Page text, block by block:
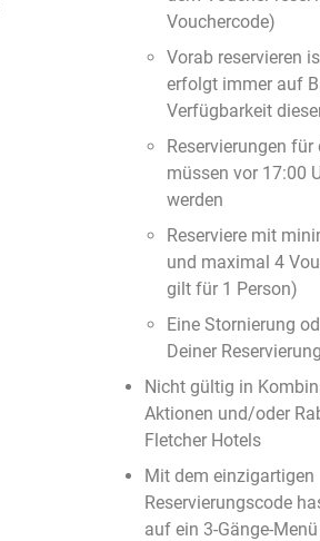
Vouchercode)
Vorab reservieren
erfolgt immer auf
Verfügbarkeit
Reservierungen für
müssen vor 17:00
werden
Reserviere mit
und maximal 4
gilt für 1 Person)
Eine Stornierung
Deiner
Nicht gültig in
Aktionen und/oder
Fletcher Hotels
Mit dem einzigartigen
Reservierungscode
auf ein 3-Gänge-